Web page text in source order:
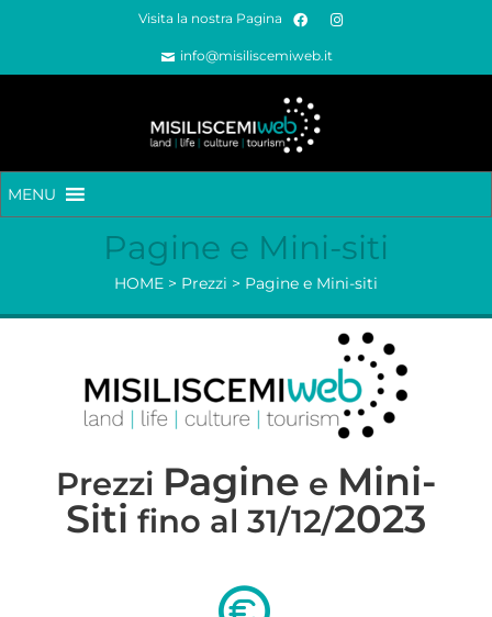
Visita la nostra Pagina
info@misiliscemiweb.it
MENU
Pagine e Mini-siti
HOME > Prezzi > Pagine e Mini-siti
Prezzi Pagine e Mini-
Siti fino al 31/12/2023